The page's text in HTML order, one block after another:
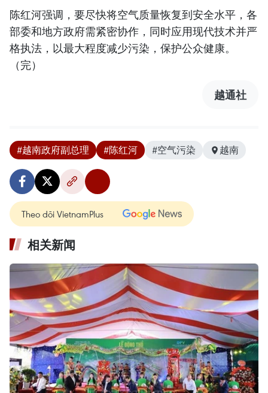
陈红河强调，要尽快将空气质量恢复到安全水平，各
部委和地方政府需紧密协作，同时应用现代技术并严
格执法，以最大程度减少污染，保护公众健康。
（完）
越通社
#越南政府副总理 #陈红河 #空气污染 越南
Theo dõi VietnamPlus
相关新闻